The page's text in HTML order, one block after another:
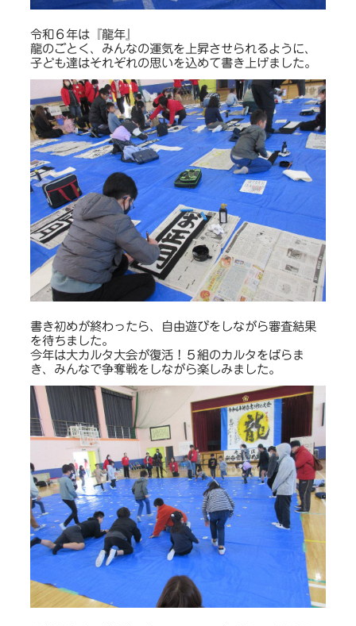
令和６年は『龍年』
龍のごとく、みんなの運気を上昇させられるように、
子ども達はそれぞれの思いを込めて書き上げました。
書き初めが終わったら、自由遊びをしながら審査結果
を待ちました。
今年は大カルタ大会が復活！５組のカルタをばらま
き、みんなで争奪戦をしながら楽しみました。